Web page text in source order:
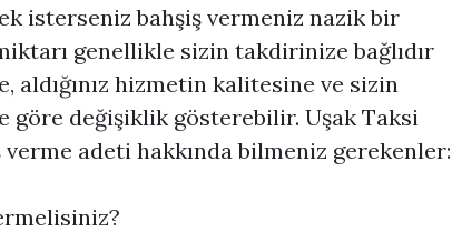
isterseniz bahşiş vermeniz nazik bir
genellikle sizin takdirinize bağlıdır
aldığınız hizmetin kalitesine ve sizin
göre değişiklik gösterebilir. Uşak Taksi
adeti hakkında bilmeniz gerekenler: